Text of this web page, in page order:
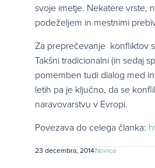
svoje imetje. Nekatere vrste,
podeželjem in mestnimi
Za preprečevanje konfliktov
Takšni tradicionalni (in sedaj
pomemben tudi dialog med
letih pa je ključno, da se
naravovarstvu v Evropi.
Povezava do celega članka:
23 decembra, 2014Novica